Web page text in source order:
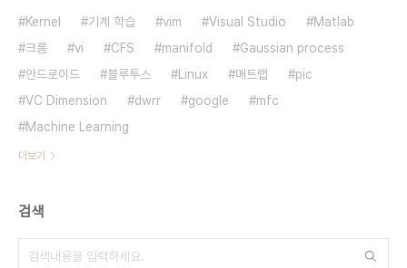
Kernel 기계 학습 vim Visual Studio
Matlab
크롬
vi CFS manifold
Gaussian process
안드로이드
블루투스 Linux 매트랩
pic
VC Dimension
dwrr google
mfc
Machine Learning
더보기
검색